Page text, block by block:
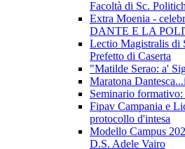
Facoltà di Sc.
Extra Moenia -
DANTE E LA
Lectio Magistralis di
Prefetto di Caserta
"Matilde Serao: a'
Maratona
Seminario
Fipav Campania e
protocollo d'intesa
Modello Campus
D.S. Adele Vairo